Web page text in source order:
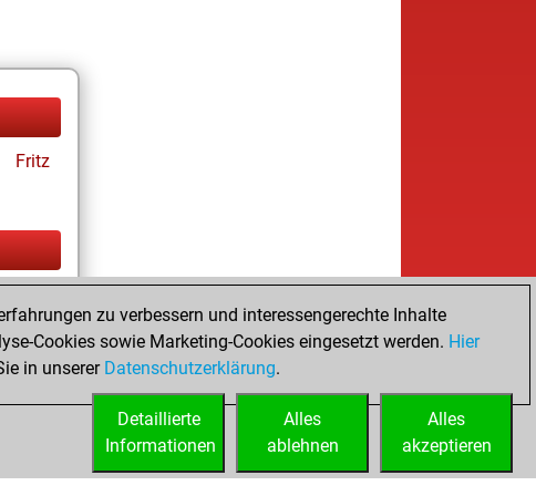
Fritz
zu verbessern und interessengerechte Inhalte
Cookies sowie Marketing-Cookies eingesetzt werden. Hier
in unserer Datenschutzerklärung.
Alles
akzeptieren
Alles
ablehnen
Detaillierte
Informationen